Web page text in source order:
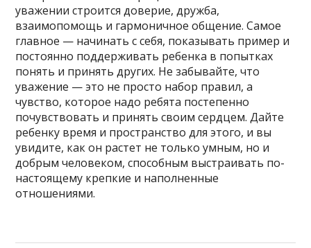
уважении строится доверие, дружба,
взаимопомощь и гармоничное общение. Самое
главное — начинать с себя, показывать пример и
постоянно поддерживать ребенка в попытках
понять и принять других. Не забывайте, что
уважение — это не просто набор правил, а
чувство, которое надо ребята постепенно
почувствовать и принять своим сердцем. Дайте
ребенку время и пространство для этого, и вы
увидите, как он растет не только умным, но и
добрым человеком, способным выстраивать по-
настоящему крепкие и наполненные
отношениями.